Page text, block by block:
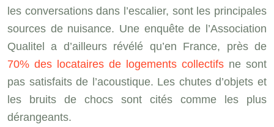
les conversations dans l’escalier, sont les principales
sources de nuisance. Une enquête de l’Association
Qualitel a d’ailleurs révélé qu’en France, près de
70% des locataires de logements collectifs ne sont
pas satisfaits de l’acoustique. Les chutes d’objets et
les bruits de chocs sont cités comme les plus
dérangeants.